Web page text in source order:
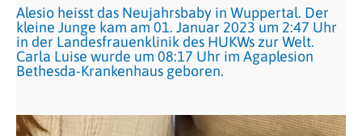
Alesio heisst das Neujahrsbaby in Wuppertal. Der
kleine Junge kam am 01. Januar 2023 um 2:47 Uhr
in der Landesfrauenklinik des HUKWs zur Welt.
Carla Luise wurde um 08:17 Uhr im Agaplesion
Bethesda-Krankenhaus geboren.